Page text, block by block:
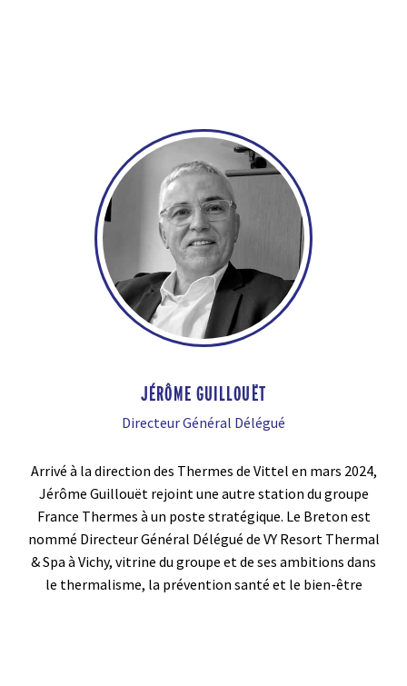
JÉRÔME GUILLOUËT
Directeur Général Délégué
Arrivé à la direction des Thermes de Vittel en mars 2024,
Jérôme Guillouët rejoint une autre station du groupe
France Thermes à un poste stratégique. Le Breton est
nommé Directeur Général Délégué de VY Resort Thermal
& Spa à Vichy, vitrine du groupe et de ses ambitions dans
le thermalisme, la prévention santé et le bien-être